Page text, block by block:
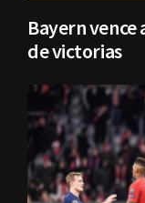
Bayern
de victorias